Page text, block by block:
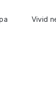
Vivid